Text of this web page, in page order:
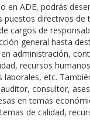
en ADE, podrás
puestos directivos de
cargos de
general hasta
administración,
recursos
laborales, etc.
consultor,
en temas
de calidad,